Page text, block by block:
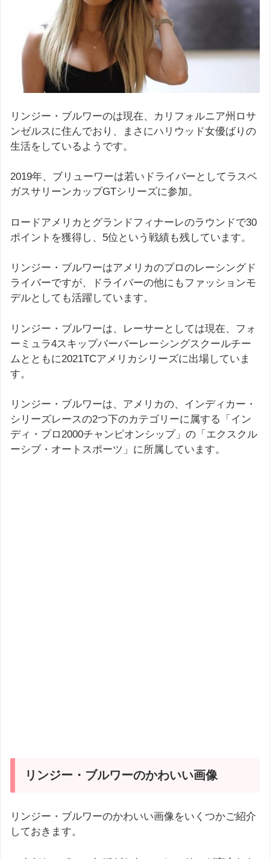
リンジー・ブルワーのは現在、カリフォルニア州ロサ
ンゼルスに住んでおり、まさにハリウッド女優ばりの
生活をしているようです。
2019年、ブリューワーは若いドライバーとしてラスベ
ガスサリーンカップGTシリーズに参加。
ロードアメリカとグランドフィナーレのラウンドで30
ポイントを獲得し、5位という戦績も残しています。
リンジー・ブルワーはアメリカのプロのレーシングド
ライバーですが、ドライバーの他にもファッションモ
デルとしても活躍しています。
リンジー・ブルワーは、レーサーとしては現在、フォ
ーミュラ4スキップバーバーレーシングスクールチー
ムとともに2021TCアメリカシリーズに出場していま
す。
リンジー・ブルワーは、アメリカの、インディカー・
シリーズレースの2つ下のカテゴリーに属する「イン
ディ・プロ2000チャンピオンシップ」の「エクスクル
ーシブ・オートスポーツ」に所属しています。
リンジー・ブルワーのかわいい画像
リンジー・ブルワーのかわいい画像をいくつかご紹介
しておきます。